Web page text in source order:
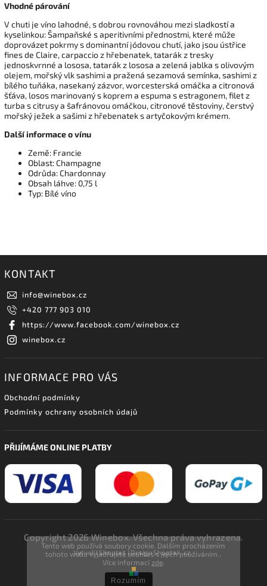
Tento web používá soubory cookie. Dalším procházením
tohoto webu vyjadřujete souhlas s jejich používáním..
Více informací zde.
Rozumím
Vhodné párování
V chuti je víno lahodné, s dobrou rovnováhou mezi sladkostí a
kyselinkou: Šampaňské s aperitivními přednostmi, které může
doprovázet pokrmy s dominantní jódovou chutí, jako jsou ústřice
fines de Claire, carpaccio z hřebenatek, tatarák z tresky
jednoskvrnné a lososa, tatarák z lososa a zelená jablka s olivovým
olejem, mořský vlk sashimi a pražená sezamová semínka, sashimi z
bílého tuňáka, nasekaný zázvor, worcesterská omáčka a citronová
šťáva, losos marinovaný s koprem a espuma s estragonem, filet z
turba s citrusy a šafránovou omáčkou, citronové těstoviny, čerstvý
mořský ježek a sašimi z hřebenatek s artyčokovým krémem.
Další informace o vínu
Země: Francie
Oblast: Champagne
Odrůda: Chardonnay
Obsah láhve: 0,75 l
Typ: Bílé víno
KONTAKT
info@winebox.cz
+420 777 903 010
https://www.facebook.com/winebox.cz
winebox.cz
INFORMACE PRO VÁS
Obchodní podmínky
Podmínky ochrany osobních údajů
PŘIJÍMÁME ONLINE PLATBY
Copyright 2026Winebox. Všechna práva vyhrazena.
VytvořilShoptet | DesignShoptak.cz.